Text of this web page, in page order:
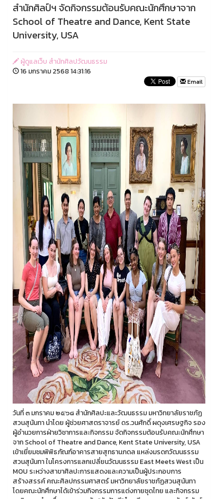
สำนักศิลป์ฯ จัดกิจกรรมต้อนรับคณะนักศึกษาจาก
School of Theatre and Dance, Kent State
University, USA
ผู้ดูแลเว็บ สำนักศิลปวัฒนธรรม
16 มกราคม 2568 14:31:16
Email
วันที่ ๓ มกราคม ๒๕๖๘ สำนักศิลปะและวัฒนธรรม มหาวิทยาลัยราชภัฏ
สวนสุนันทา นำโดย ผู้ช่วยศาสตราจารย์ ดร.วนศักดิ์ ผดุงเศรษฐกิจ รอง
ผู้อำนวยการฝ่ายวิชาการและกิจกรรม จัดกิจกรรมต้อนรับคณะนักศึกษา
จาก School of Theatre and Dance, Kent State University, USA
เข้าเยี่ยมชมพิพิธภัณฑ์อาคารสายสุทธานภดล แหล่งมรดกวัฒนธรรม
สวนสุนันทา ในโครงการแลกเปลี่ยนวัฒนธรรม East Meets West เป็น
MOU ระหว่างสาขาศิลปะการแสดงและความเป็นผู้ประกอบการ
สร้างสรรค์ คณะศิลปกรรมศาสตร์ มหาวิทยาลัยราชภัฏสวนสุนันทา
โดยคณะนักศึกษาได้เข้าร่วมกิจกรรมการแต่งกายชุดไทย และกิจกรรม